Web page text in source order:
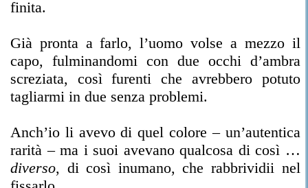
finita.
Già pronta a farlo, l’uomo volse a mezzo il
capo, fulminandomi con due occhi d’ambra
screziata, così furenti che avrebbero potuto
tagliarmi in due senza problemi.
Anch’io li avevo di quel colore – un’autentica
rarità – ma i suoi avevano qualcosa di così …
diverso, di così inumano, che rabbrividii nel